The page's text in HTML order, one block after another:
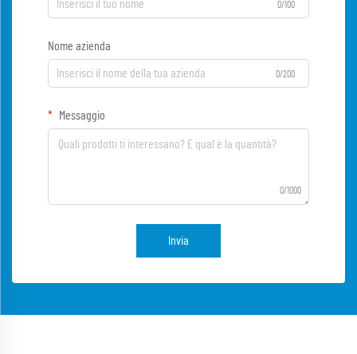
0/100
Nome azienda
0/200
Messaggio
0/1000
Invia